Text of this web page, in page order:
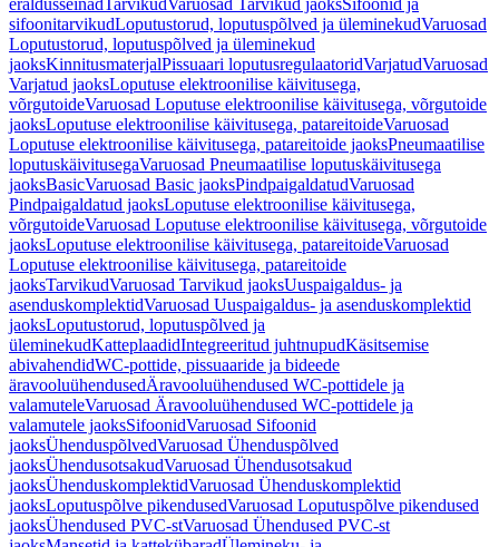
eraldusseinadTarvikudVaruosad Tarvikud jaoksSifoonid ja
sifoonitarvikudLoputustorud, loputuspõlved ja üleminekudVaruosad
Loputustorud, loputuspõlved ja üleminekud
jaoksKinnitusmaterjalPissuaari loputusregulaatoridVarjatudVaruosad
Varjatud jaoksLoputuse elektroonilise käivitusega,
võrgutoideVaruosad Loputuse elektroonilise käivitusega, võrgutoide
jaoksLoputuse elektroonilise käivitusega, patareitoideVaruosad
Loputuse elektroonilise käivitusega, patareitoide jaoksPneumaatilise
loputuskäivitusegaVaruosad Pneumaatilise loputuskäivitusega
jaoksBasicVaruosad Basic jaoksPindpaigaldatudVaruosad
Pindpaigaldatud jaoksLoputuse elektroonilise käivitusega,
võrgutoideVaruosad Loputuse elektroonilise käivitusega, võrgutoide
jaoksLoputuse elektroonilise käivitusega, patareitoideVaruosad
Loputuse elektroonilise käivitusega, patareitoide
jaoksTarvikudVaruosad Tarvikud jaoksUuspaigaldus- ja
asenduskomplektidVaruosad Uuspaigaldus- ja asenduskomplektid
jaoksLoputustorud, loputuspõlved ja
üleminekudKatteplaadidIntegreeritud juhtnupudKäsitsemise
abivahendidWC-pottide, pissuaaride ja bideede
äravooluühendusedÄravooluühendused WC-pottidele ja
valamuteleVaruosad Äravooluühendused WC-pottidele ja
valamutele jaoksSifoonidVaruosad Sifoonid
jaoksÜhenduspõlvedVaruosad Ühenduspõlved
jaoksÜhendusotsakudVaruosad Ühendusotsakud
jaoksÜhenduskomplektidVaruosad Ühenduskomplektid
jaoksLoputuspõlve pikendusedVaruosad Loputuspõlve pikendused
jaoksÜhendused PVC-stVaruosad Ühendused PVC-st